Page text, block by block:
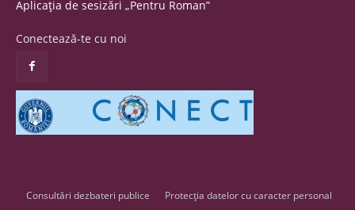
Aplicația de sesizări „Pentru Roman”
Conectează-te cu noi
Consultări dezbateri publice Protecția datelor cu caracter personal